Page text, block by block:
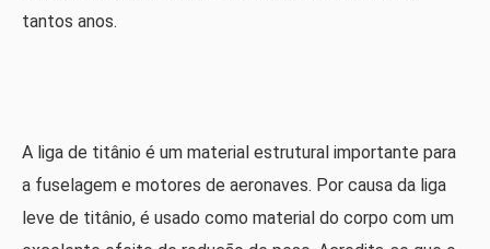
tantos anos.
A liga de titânio é um material estrutural importante para
a fuselagem e motores de aeronaves. Por causa da liga
leve de titânio, é usado como material do corpo com um